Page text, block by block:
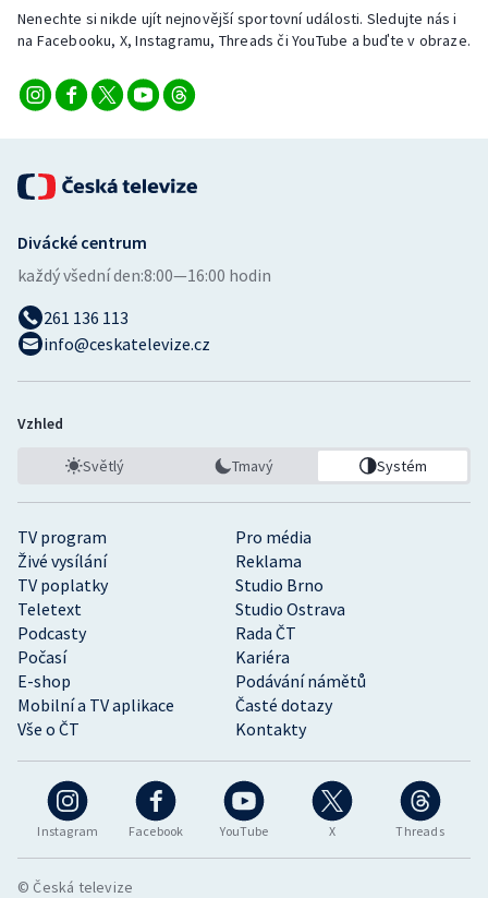
Veslování
Vodní slalom
Volejbal
Ostatní
Nenechte si nikde ujít nejnovější sportovní události. Sledujte nás i
na Facebooku, X, Instagramu, Threads či YouTube a buďte v obraze.
Instagram Facebook YouTube X Threads
TV program
Pro média
Živé vysílání
Reklama
TV poplatky
Studio Brno
Teletext
Studio Ostrava
Podcasty
Rada ČT
Počasí
Kariéra
E-shop
Podávání námětů
Mobilní a TV aplikace
Časté dotazy
Vše o ČT
Kontakty
Divácké centrum
každý všední den:8:00—16:00 hodin
261 136 113
info@ceskatelevize.cz
Vzhled
Světlý Tmavý Systém
© Česká televize